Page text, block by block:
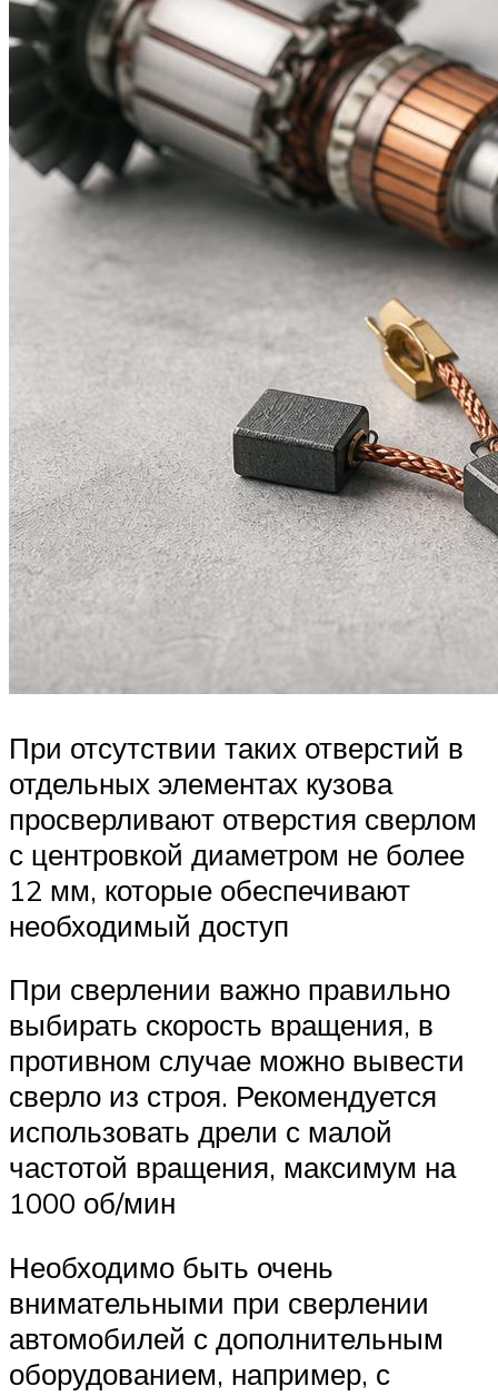
При отсутствии таких отверстий в
отдельных элементах кузова
просверливают отверстия сверлом
с центровкой диаметром не более
12 мм, которые обеспечивают
необходимый доступ
При сверлении важно правильно
выбирать скорость вращения, в
противном случае можно вывести
сверло из строя. Рекомендуется
использовать дрели с малой
частотой вращения, максимум на
1000 об/мин
Необходимо быть очень
внимательными при сверлении
автомобилей с дополнительным
оборудованием, например, с